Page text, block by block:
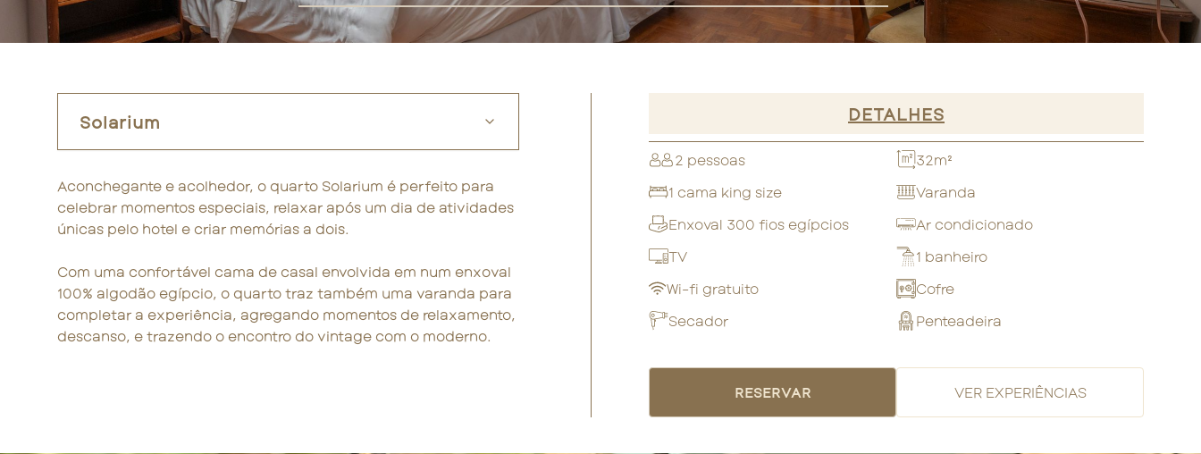
Solarium
Aconchegante e acolhedor, o quarto Solarium é perfeito para
celebrar momentos especiais, relaxar após um dia de atividades
únicas pelo hotel e criar memórias a dois.
Com uma confortável cama de casal envolvida em num enxoval
100% algodão egípcio, o quarto traz também uma varanda para
completar a experiência, agregando momentos de relaxamento,
descanso, e trazendo o encontro do vintage com o moderno.
DETALHES
2 pessoas
32m²
1 cama king size
Varanda
Enxoval 300 fios egípcios
Ar condicionado
TV
1 banheiro
Wi-fi gratuito
Cofre
Secador
Penteadeira
RESERVAR VER EXPERIÊNCIAS